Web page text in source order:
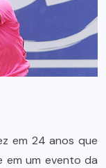
em 24 anos que
em um evento da